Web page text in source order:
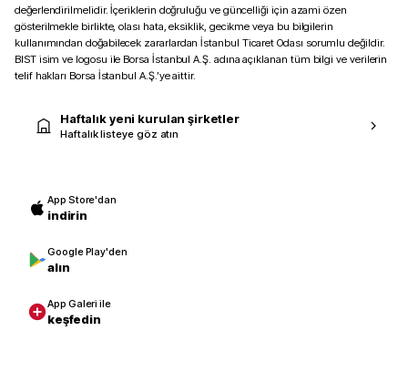
değerlendirilmelidir. İçeriklerin doğruluğu ve güncelliği için azami özen
gösterilmekle birlikte, olası hata, eksiklik, gecikme veya bu bilgilerin
kullanımından doğabilecek zararlardan İstanbul Ticaret Odası sorumlu değildir.
BIST isim ve logosu ile Borsa İstanbul A.Ş. adına açıklanan tüm bilgi ve verilerin
telif hakları Borsa İstanbul A.Ş.’ye aittir.
Haftalık yeni kurulan şirketler
Haftalık listeye göz atın
App Store'dan
indirin
Google Play'den
alın
App Galeri ile
keşfedin